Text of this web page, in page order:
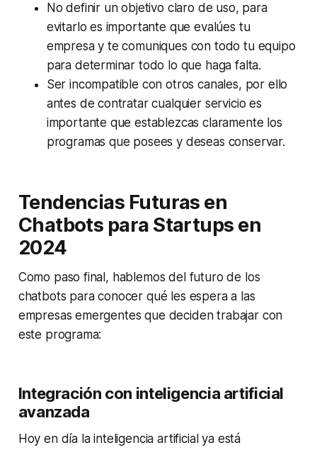
No definir un objetivo claro de uso, para
evitarlo es importante que evalúes tu
empresa y te comuniques con todo tu equipo
para determinar todo lo que haga falta.
Ser incompatible con otros canales, por ello
antes de contratar cualquier servicio es
importante que establezcas claramente los
programas que posees y deseas conservar.
Tendencias Futuras en
Chatbots para Startups en
2024
Como paso final, hablemos del futuro de los
chatbots para conocer qué les espera a las
empresas emergentes que deciden trabajar con
este programa:
Integración con inteligencia artificial
avanzada
Hoy en día la inteligencia artificial ya está